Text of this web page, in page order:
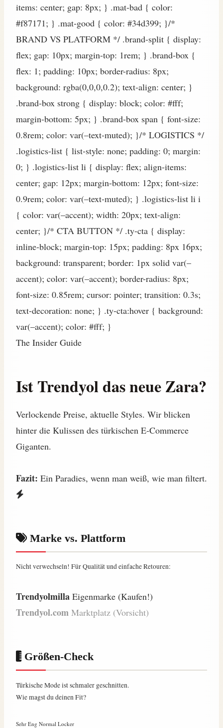
items: center; gap: 8px; } .mat-bad { color:
#f87171; } .mat-good { color: #34d399; }/*
BRAND VS PLATFORM */ .brand-split { display:
flex; gap: 10px; margin-top: 1rem; } .brand-box {
flex: 1; padding: 10px; border-radius: 8px;
background: rgba(0,0,0,0.2); text-align: center; }
.brand-box strong { display: block; color: #fff;
margin-bottom: 5px; } .brand-box span { font-size:
0.8rem; color: var(–text-muted); }/* LOGISTICS */
.logistics-list { list-style: none; padding: 0; margin:
0; } .logistics-list li { display: flex; align-items:
center; gap: 12px; margin-bottom: 12px; font-size:
0.9rem; color: var(–text-muted); } .logistics-list li i
{ color: var(–accent); width: 20px; text-align:
center; }/* CTA BUTTON */ .ty-cta { display:
inline-block; margin-top: 15px; padding: 8px 16px;
background: transparent; border: 1px solid var(–
accent); color: var(–accent); border-radius: 8px;
font-size: 0.85rem; cursor: pointer; transition: 0.3s;
text-decoration: none; } .ty-cta:hover { background:
var(–accent); color: #fff; }
The Insider Guide
Ist Trendyol das neue Zara?
Verlockende Preise, aktuelle Styles. Wir blicken
hinter die Kulissen des türkischen E-Commerce
Giganten.
Fazit: Ein Paradies, wenn man weiß, wie man filtert.
Marke vs. Plattform
Nicht verwechseln! Für Qualität und einfache Retouren:
Trendyolmilla Eigenmarke (Kaufen!)
Trendyol.com Marktplatz (Vorsicht)
Größen-Check
Türkische Mode ist schmaler geschnitten.
Wie magst du deinen Fit?
Sehr Eng Normal Locker